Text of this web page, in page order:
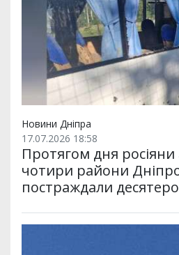
Новини Дніпра
17.07.2026 18:58
Протягом дня росіяни
чотири райони
постраждали